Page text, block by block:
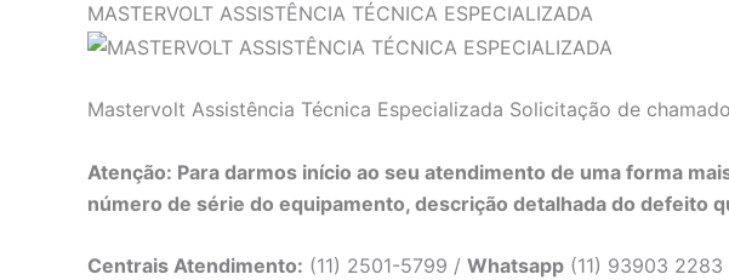
MASTERVOLT ASSISTÊNCIA TÉCNICA ESPECIALIZADA
Mastervolt Assistência Técnica Especializada Solicitação de
Atenção: Para darmos início ao seu atendimento de uma forma
número de série do equipamento, descrição detalhada do
Centrais Atendimento: (11) 2501-5799 / Whatsapp (11) 93903 2283